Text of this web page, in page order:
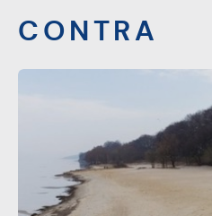
CONTRA